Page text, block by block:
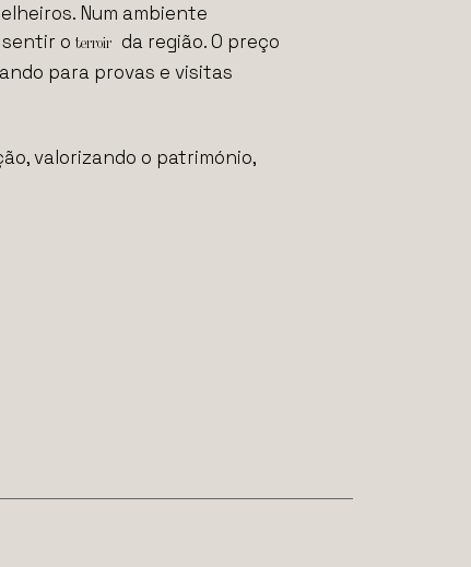
Num ambiente
o terroir da região. O preço
para provas e visitas
valorizando o património,